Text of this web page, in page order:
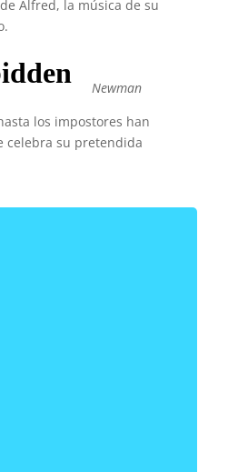
Alfred, la música de su
Newman
los impostores han
celebra su pretendida